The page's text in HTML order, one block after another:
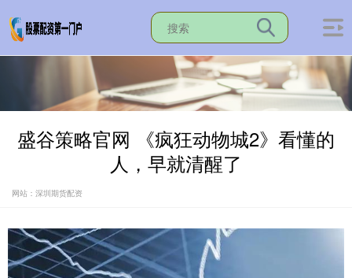
盛谷策略官网 《疯狂动物城2》看懂的
人，早就清醒了
网站：深圳期货配资